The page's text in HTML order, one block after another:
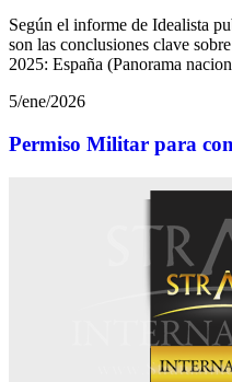
Según el informe de Idealista
son las conclusiones clave
2025: España (Panorama
5/ene/2026
Permiso Militar para